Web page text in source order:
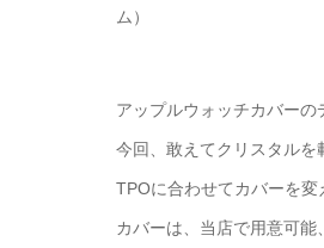
ム）
アップルウォッチカバーの
今回、敢えてクリスタルを
TPOに合わせてカバーを
カバーは、当店で用意可能